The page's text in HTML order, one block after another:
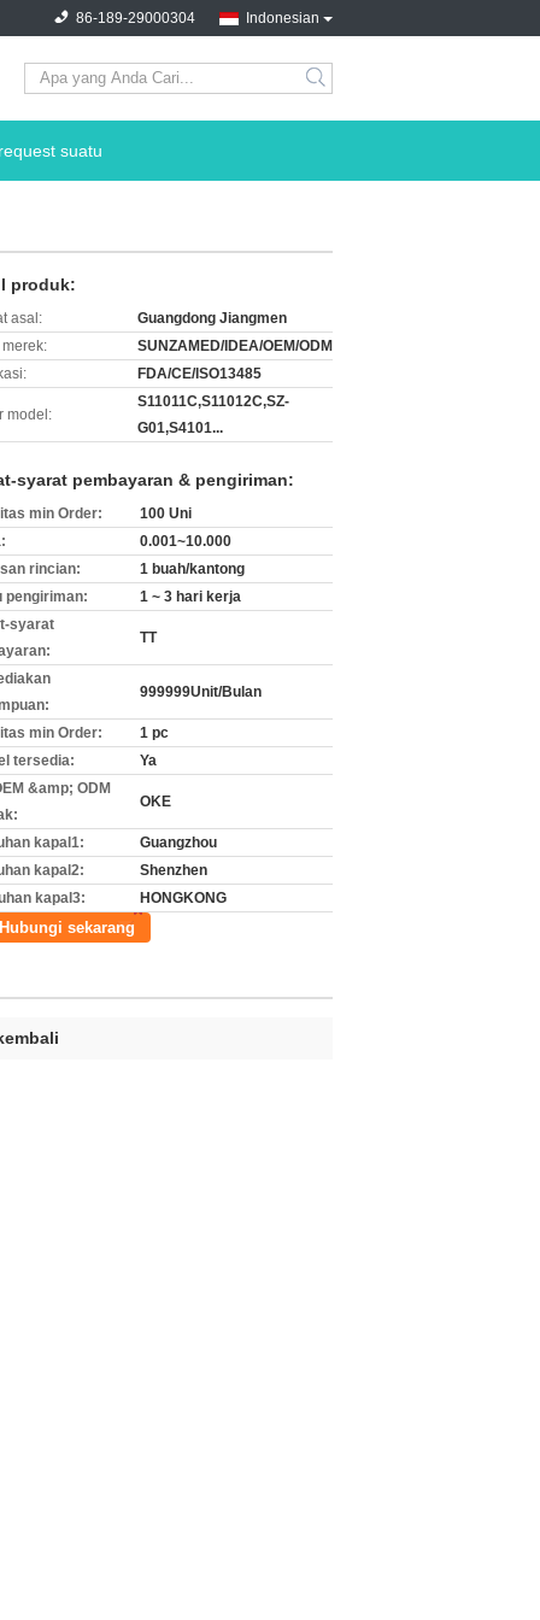
Indonesian
86-189-29000304
search
suatu
produk:
asal:
Guangdong Jiangmen
SUNZAMED/IDEA/OEM/ODM
FDA/CE/ISO13485
model:
S11011C,S11012C,SZ-
G01,S4101...
syarat pembayaran & pengiriman:
min Order:
100 Uni
0.001~10.000
rincian:
1 buah/kantong
pengiriman:
1 ~ 3 hari kerja
syarat
TT
999999Unit/Bulan
min Order:
1 pc
tersedia:
Ya
&amp; ODM
OKE
kapal1:
Guangzhou
kapal2:
Shenzhen
kapal3:
HONGKONG
Hubungi sekarang